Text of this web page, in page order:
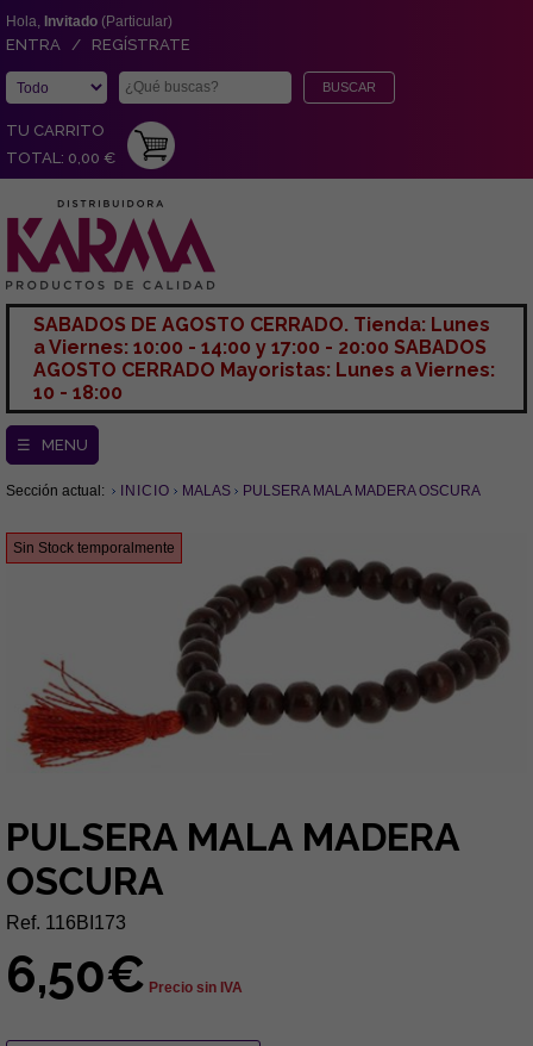
Hola, Invitado (Particular)
ENTRA / REGÍSTRATE
TU CARRITO
TOTAL: 0,00 €
SABADOS DE AGOSTO CERRADO. Tienda: Lunes
a Viernes: 10:00 - 14:00 y 17:00 - 20:00 SABADOS
AGOSTO CERRADO Mayoristas: Lunes a Viernes:
10 - 18:00
☰ MENU
Sección actual: INICIO MALAS PULSERA MALA MADERA OSCURA
Sin Stock temporalmente
PULSERA MALA MADERA
OSCURA
Ref. 116BI173
6,50€ Precio sin IVA